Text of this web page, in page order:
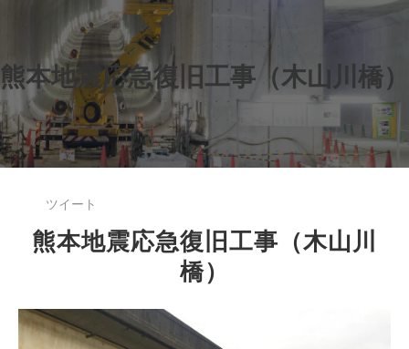
熊本地震応急復旧工事（木山川橋）
ツイート
熊本地震応急復旧工事（木山川
橋）